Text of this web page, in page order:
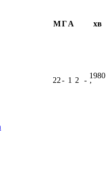
МГА хв
22- 1 2 -
1980
ʼ